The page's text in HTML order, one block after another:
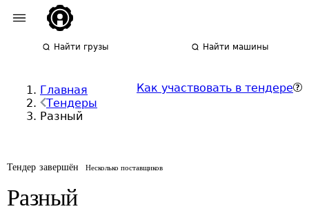
Найти грузы Найти машины
Главная
Тендеры
Разный
Как участвовать в тендере
Тендер завершён Несколько поставщиков
Разный